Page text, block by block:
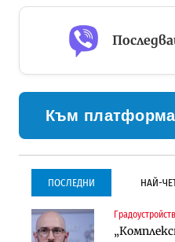
Към
ПОСЛЕДНИ НАЙ-
Столична